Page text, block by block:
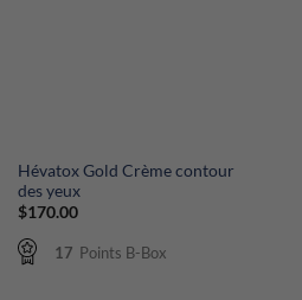
Hévatox Gold Crème contour
des yeux
$170.00
17 Points B-Box